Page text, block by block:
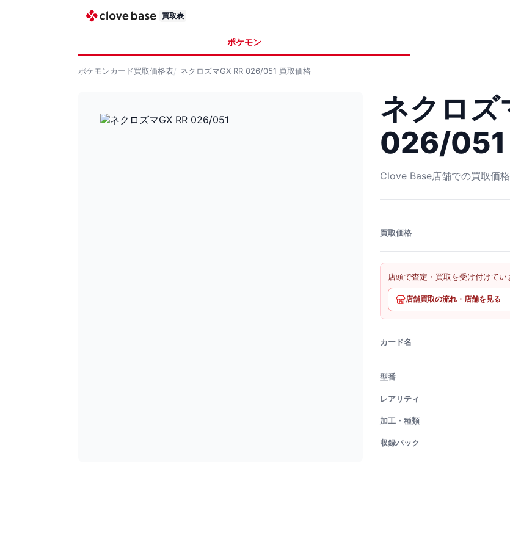
買取表
ポケモン
ポケモンカード買取価格表 ネクロズマGX RR 026/051 買取価格
ネクロズ
026/051
Clove Base店舗での買取価
買取価格
店頭で査定・買取を受け付けてい
店舗買取の流れ・店舗を見る
カード名
型番
レアリティ
加工・種類
収録パック